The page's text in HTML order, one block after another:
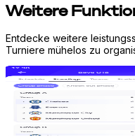
Weitere
Entdecke weitere
Turniere mühelos zu